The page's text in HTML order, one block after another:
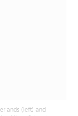
(left) and